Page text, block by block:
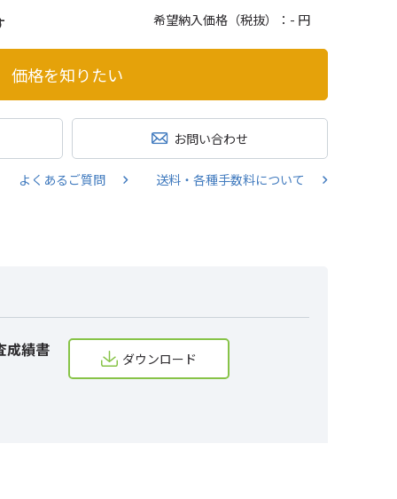
希望納入価格（税抜）： - 円
価格を知りたい
お問い合わせ
よくあるご質問 送料・各種手数料について
成績書 ダウンロード